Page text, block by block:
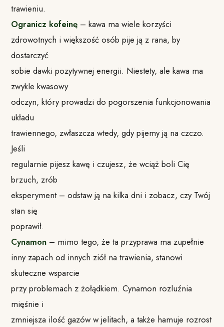
trawieniu.
Ogranicz kofeinę – kawa ma wiele korzyści
zdrowotnych i większość osób pije ją z rana, by
dostarczyć
sobie dawki pozytywnej energii. Niestety, ale kawa ma
zwykle kwasowy
odczyn, który prowadzi do pogorszenia funkcjonowania
układu
trawiennego, zwłaszcza wtedy, gdy pijemy ją na czczo.
Jeśli
regularnie pijesz kawę i czujesz, że wciąż boli Cię
brzuch, zrób
eksperyment – odstaw ją na kilka dni i zobacz, czy Twój
stan się
poprawił.
Cynamon – mimo tego, że ta przyprawa ma zupełnie
inny zapach od innych ziół na trawienia, stanowi
skuteczne wsparcie
przy problemach z żołądkiem. Cynamon rozluźnia
mięśnie i
zmniejsza ilość gazów w jelitach, a także hamuje rozrost